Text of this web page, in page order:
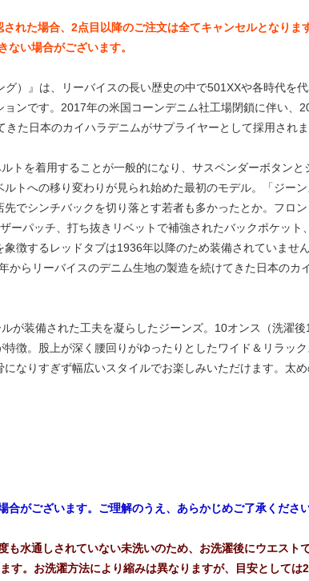
れた場合、2点目以降のご注文は全てキャンセルとなります
い場合がございます。
）』は、リーバイスの長い歴史の中で501XXや各時代を
ンです。2017年の米国コーンデニム社工場閉鎖に伴い、
た日本のカイハラデニムがサプライヤーとして採用されま
トを着用することが一般的になり、サスペンダーボタンと
トへの移り変わりが見られ始めた最初のモデル。「ジー
でシンチバックを切り落とす若者も多かったとか。フロ
パッチ、打ち抜きリベットで補強されたバックポケット
徴するレッドタブは1936年以降のため装備されていませ
らリーバイスのデニム生地の製造を続けてきた日本のカ
が装備された工夫を凝らしたジーンズ。10オンス（洗濯
徴。股上が深く腰回りがゆったりとしたワイド＆リラッ
なりすぎず幅広いスタイルでお楽しみいただけます。太
がございます。ご理解のうえ、あらかじめご了承ください
水通しされていない未洗いのため、お洗濯後にウエスト
す。お洗濯方法により縮みは異なりますが、目安としては